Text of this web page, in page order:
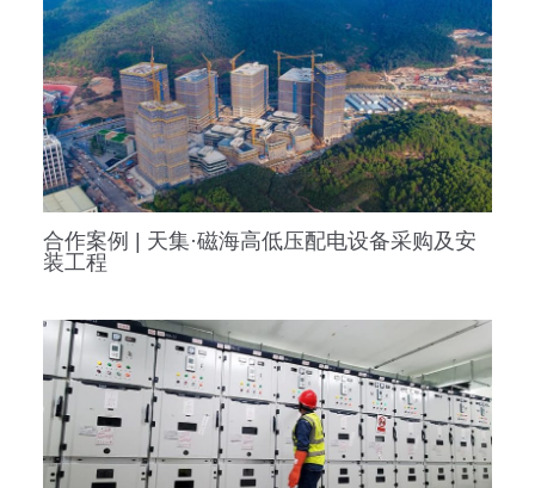
合作案例 | 天集·磁海高低压配电设备采购及安
装工程